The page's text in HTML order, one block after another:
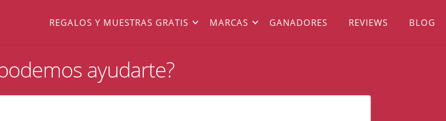
REGALOS Y MUESTRAS GRATIS MARCAS GANADORES REVIEWS BLOG
ayudarte?